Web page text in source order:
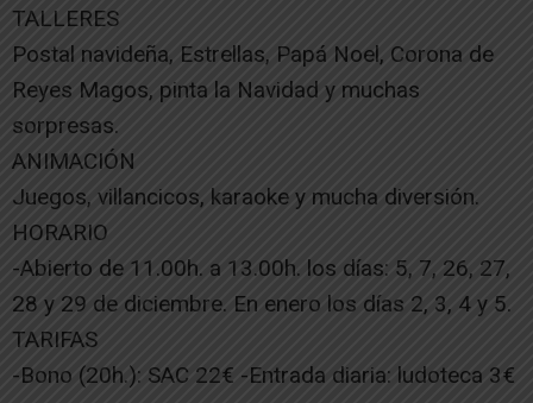
TALLERES
Postal navideña, Estrellas, Papá Noel, Corona de
Reyes Magos, pinta la Navidad y muchas
sorpresas.
ANIMACIÓN
Juegos, villancicos, karaoke y mucha diversión.
HORARIO
-Abierto de 11.00h. a 13.00h. los días: 5, 7, 26, 27,
28 y 29 de diciembre. En enero los días 2, 3, 4 y 5.
TARIFAS
-Bono (20h.): SAC 22€ -Entrada diaria: ludoteca 3€